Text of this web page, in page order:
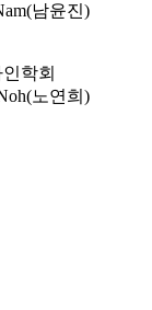
남윤진)
학회
노연희)